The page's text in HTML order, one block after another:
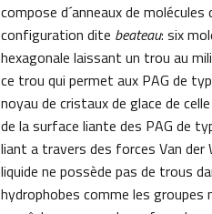
compose d´anneaux de molécules
configuration dite beateau: six
hexagonale laissant un trou au
ce trou qui permet aux PAG de
noyau de cristaux de glace de
de la surface liante des PAG de
liant a travers des forces Van der
liquide ne possède pas de trous
hydrophobes comme les groupes